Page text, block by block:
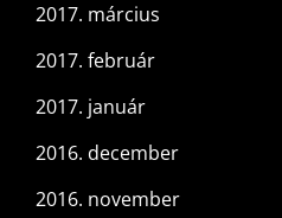
2017. március
2017. február
2017. január
2016. december
2016. november